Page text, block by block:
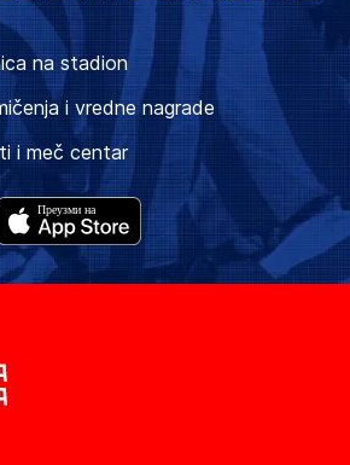
na stadion
i vredne nagrade
i meč centar